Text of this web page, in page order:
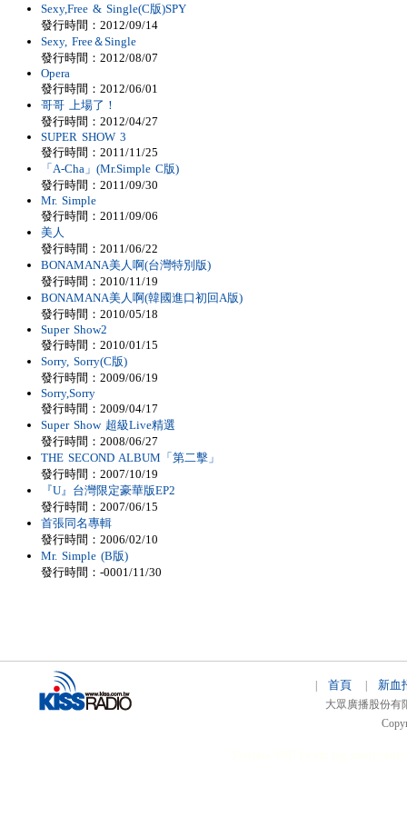
Sexy,Free & Single(C版)SPY
發行時間：2012/09/14
Sexy, Free＆Single
發行時間：2012/08/07
Opera
發行時間：2012/06/01
哥哥 上場了！
發行時間：2012/04/27
SUPER SHOW 3
發行時間：2011/11/25
「A-Cha」(Mr.Simple C版)
發行時間：2011/09/30
Mr. Simple
發行時間：2011/09/06
美人
發行時間：2011/06/22
BONAMANA美人啊(台灣特別版)
發行時間：2010/11/19
BONAMANA美人啊(韓國進口初回A版)
發行時間：2010/05/18
Super Show2
發行時間：2010/01/15
Sorry, Sorry(C版)
發行時間：2009/06/19
Sorry,Sorry
發行時間：2009/04/17
Super Show 超級Live精選
發行時間：2008/06/27
THE SECOND ALBUM「第二擊」
發行時間：2007/10/19
『U』台灣限定豪華版EP2
發行時間：2007/06/15
首張同名專輯
發行時間：2006/02/10
Mr. Simple (B版)
發行時間：-0001/11/30
首頁 新血
大眾廣播股份有